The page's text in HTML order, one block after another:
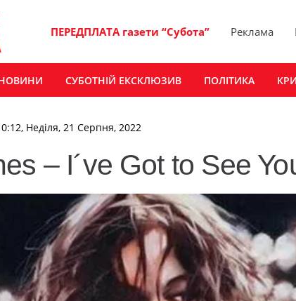
ПЕРЕДПЛАТА газети “Субота” Реклама
НОВИНИ СУБОТНІЙ ЕКСКЛЮЗИВ ПОЛІТИКА
Неділя, 21 Серпня, 2022
– I´ve Got to See